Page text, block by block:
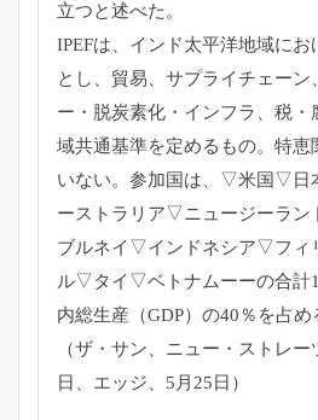
立つと述べた。
IPEFは、インド太平洋地域に
とし、 貿易、サプライチェー
ー・脱炭素化・ インフラ、税・
域共通基準を定めるもの。 特恵
いない。参加国は、▽米国▽日
ーストラリア▽ニュージーラ
ブルネイ▽インドネシア▽フィ
ル▽タイ▽ベトナムーーの合計
内総生産（GDP） の40％を占め
（ザ・サン、ニュー・ストレ
日、 エッジ、5月25日）